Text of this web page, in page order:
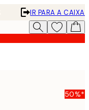
IR PARA A CAIXA
50%*